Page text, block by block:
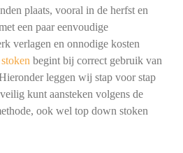
plaats, vooral in de herfst en
een paar eenvoudige
verlagen en onnodige kosten
begint bij correct gebruik van
leggen wij stap voor stap
kunt aansteken volgens de
ook wel top down stoken